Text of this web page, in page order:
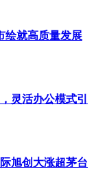
绘就高质量发展
灵活办公模式引
旭创大涨超茅台